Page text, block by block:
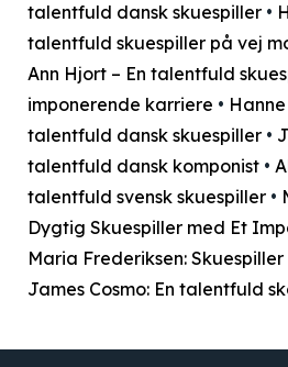
talentfuld dansk skuespiller •
talentfuld skuespiller på vej
Ann Hjort – En talentfuld
imponerende karriere •
talentfuld dansk skuespiller •
talentfuld dansk komponist •
talentfuld svensk skuespiller •
Dygtig Skuespiller med Et
Maria Frederiksen:
James Cosmo: En talentfuld